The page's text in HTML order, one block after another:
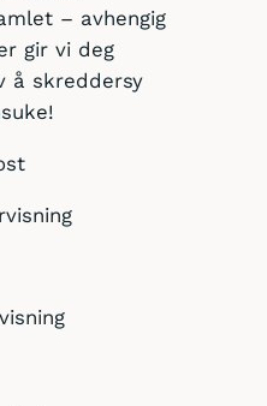
– avhengig
gir vi deg
å skreddersy